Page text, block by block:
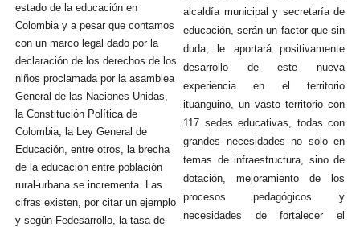
estado de la educación en
Colombia y a pesar que contamos
con un marco legal dado por la
declaración de los derechos de los
niños proclamada por la asamblea
General de las Naciones Unidas,
la Constitución Política de
Colombia, la Ley General de
Educación, entre otros, la brecha
de la educación entre población
rural-urbana se incrementa. Las
cifras existen, por citar un ejemplo
y según Fedesarrollo, la tasa de
alcaldía municipal y secretaría de
educación, serán un factor que sin
duda, le aportará positivamente
desarrollo de este nueva
experiencia en el territorio
ituanguino, un vasto territorio con
117 sedes educativas, todas con
grandes necesidades no solo en
temas de infraestructura, sino de
dotación, mejoramiento de los
procesos pedagógicos y
necesidades de fortalecer el